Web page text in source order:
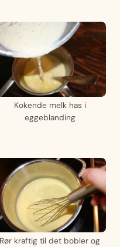
Kokende melk has i
eggeblanding
Rør kraftig til det bobler og